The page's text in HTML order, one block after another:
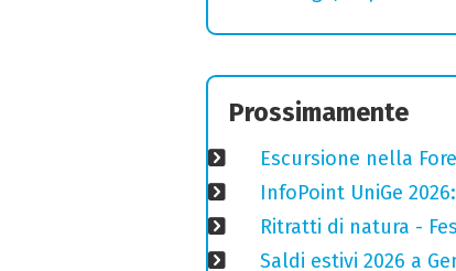
Prossimamente
Escursione nella
InfoPoint UniGe
Ritratti di natura -
Saldi estivi 2026 a